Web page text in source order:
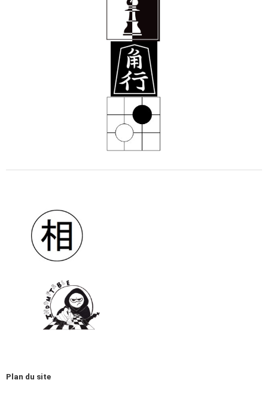
Plan du site